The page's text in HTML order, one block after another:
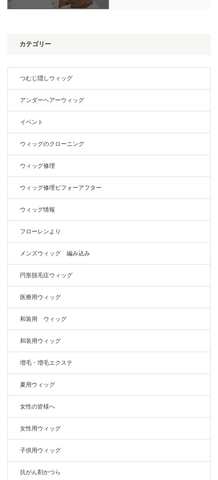
カテゴリー
つむじ隠しウィッグ
アンダーヘアーウィッグ
イベント
ウィッグのクローニング
ウィッグ修理
ウィッグ修理ビフォーアフター
ウィッグ情報
フローレンより
メンズウィッグ 編み込み
円形脱毛症ウィッグ
医療用ウィッグ
和装用 ウィッグ
和装用ウィッグ
増毛・増毛エクステ
夏用ウィッグ
女性の皆様へ
女性用ウィッグ
子供用ウィッグ
抗がん剤かつら